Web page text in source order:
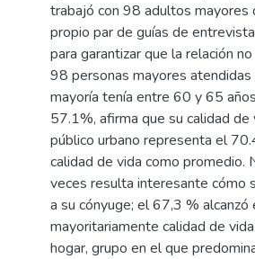
trabajó con 98 adultos
propio par de guías de
para garantizar que la relación
98 personas mayores
mayoría tenía entre 60 y 65
57.1%, afirma que su calidad
público urbano representa el
calidad de vida como promedio.
veces resulta interesante cómo
a su cónyuge; el 67,3 %
mayoritariamente calidad de
hogar, grupo en el que